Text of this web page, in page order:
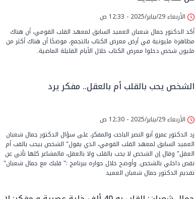
الأربعاء 29/يناير/2025 - 12:33 ص
أكد الدكتور جمال شعبان العميد السابق لمعهد القلب القومي، أن هناك
مظاهرة مليونية في أرض معرض الكتاب بالتجمع، موضحًا أن هناك أكثر من
مليون شخص دخلوا معرض الكتاب خلال الأيام القليلة الماضية.
الشخص يحب بالقلب أم بالعقل.. مفكر يرد
الأربعاء 29/يناير/2025 - 12:30 ص
رد الدكتور عمرو أبو النصر الباحث والمفكر، على سؤال الدكتور جمال شعبان
العميد السابق لمعهد القلب القومي، الذي يقول" الشخص بيحب بالقب أم
العقل" وقال إن الشخص لا يحب بالقلب ولا بالعقل، فالمشاعر كلها تأتي عن
نقص داخلي بالشخص. وأوضح خلال حواره ببرنامج :" قلبك مع جمال شعبان"
تقديم الدكتور جمال شعبان العميد